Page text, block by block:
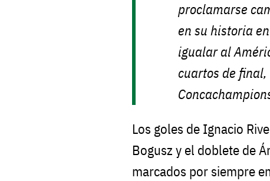
proclamarse
en su historia
igualar al
cuartos de
Los goles de Ignacio
Bogusz y el doblete de
marcados por siempre